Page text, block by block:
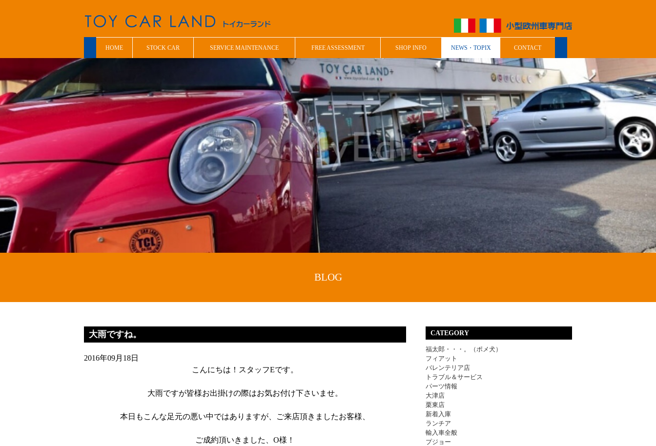
HOME STOCK CAR SERVICE MAINTENANCE FREE ASSESSMENT SHOP INFO NEWS・TOPIX CONTACT
BLOG
大雨ですね。
2016年09月18日
こんにちは！スタッフEです。
大雨ですが皆様お出掛けの際はお気お付け下さいませ。
本日もこんな足元の悪い中ではありますが、ご来店頂きましたお客様、
ご成約頂いきました、O様！
CATEGORY
福太郎・・・。（ポメ犬）
フィアット
バレンテリア店
トラブル＆サービス
パーツ情報
大津店
栗東店
新着入庫
ランチア
輸入車全般
プジョー